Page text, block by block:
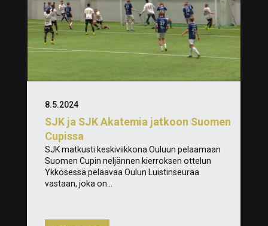
SJK ja SJK Akatemia jatkoon Suomen
Cupissa
8.5.2024
SJK matkusti keskiviikkona Ouluun pelaamaan
Suomen Cupin neljännen kierroksen ottelun
Ykkösessä pelaavaa Oulun Luistinseuraa
vastaan, joka on...